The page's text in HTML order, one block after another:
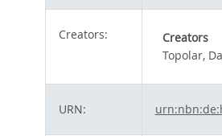
Creators: Creators
Topolar,
URN: